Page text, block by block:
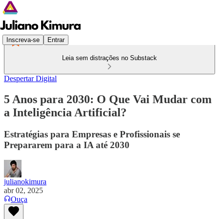
Inscreva-se Entrar
Leia sem distrações no Substack
Despertar Digital
5 Anos para 2030: O Que Vai Mudar com
a Inteligência Artificial?
Estratégias para Empresas e Profissionais se
Prepararem para a IA até 2030
julianokimura
abr 02, 2025
Ouça